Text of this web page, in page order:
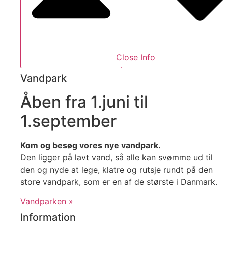
Close Info
Vandpark
Åben fra 1.juni til
1.september
Kom og besøg vores nye vandpark.
Den ligger på lavt vand, så alle kan svømme ud til
den og nyde at lege, klatre og rutsje rundt på den
store vandpark, som er en af de største i Danmark.
Vandparken »
Information